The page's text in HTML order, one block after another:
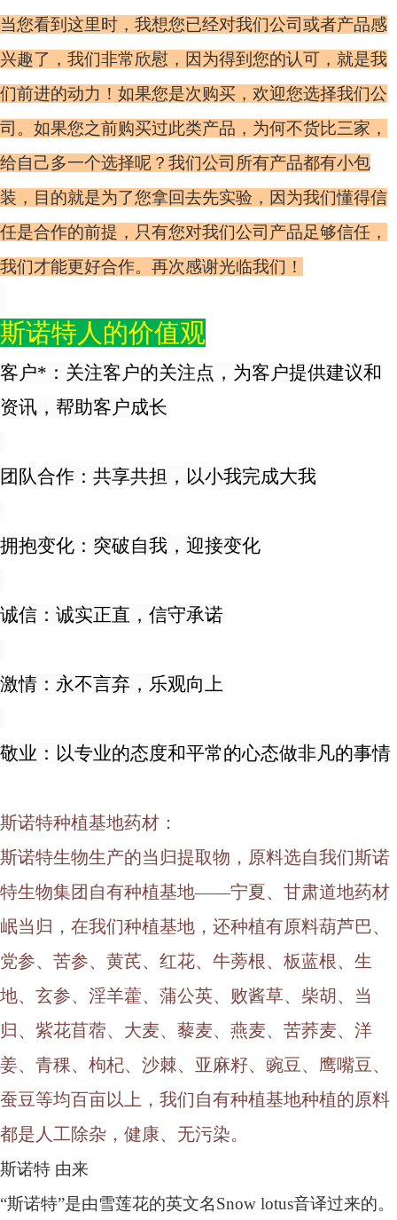
当您看到这里时，我想您已经对我们公司或者产品感
兴趣了，我们非常欣慰，因为得到您的认可，就是我
们前进的动力！如果您是次购买，欢迎您选择我们公
司。如果您之前购买过此类产品，为何不货比三家，
给自己多一个选择呢？我们公司所有产品都有小包
装，目的就是为了您拿回去先实验，因为我们懂得信
任是合作的前提，只有您对我们公司产品足够信任，
我们才能更好合作。再次感谢光临我们！
斯诺特人的价值观
客户*：关注客户的关注点，为客户提供建议和
资讯，帮助客户成长
团队合作：共享共担，以小我完成大我
拥抱变化：突破自我，迎接变化
诚信：诚实正直，信守承诺
激情：永不言弃，乐观向上
敬业：以专业的态度和平常的心态做非凡的事情
斯诺特种植基地药材：
斯诺特生物生产的当归提取物，原料选自我们斯诺
特生物集团自有种植基地——宁夏、甘肃道地药材
岷当归，在我们种植基地，还种植有原料葫芦巴、
党参、苦参、黄芪、红花、牛蒡根、板蓝根、生
地、玄参、淫羊藿、蒲公英、败酱草、柴胡、当
归、紫花苜蓿、大麦、藜麦、燕麦、苦荞麦、洋
姜、青稞、枸杞、沙棘、亚麻籽、豌豆、鹰嘴豆、
蚕豆等均百亩以上，我们自有种植基地种植的原料
都是人工除杂，健康、无污染。
斯诺特 由来
“斯诺特”是由雪莲花的英文名Snow lotus音译过来的。